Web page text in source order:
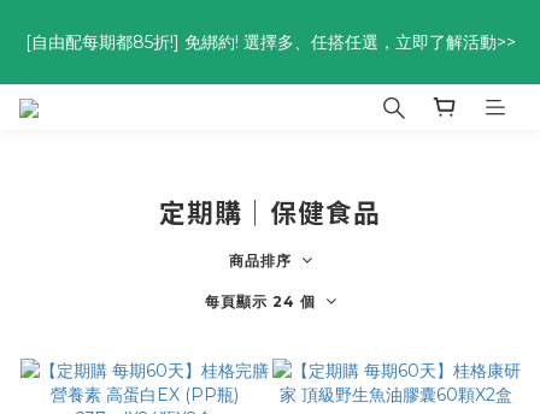
折
[自由配每期都85折!] 免綁約! 選擇多、任搭任選，立即了解活動>>
優惠碼<go300> $3,000折$300  優惠碼<go88> $5,000享88
定期購│保健食品
商品排序
每頁顯示 24 個